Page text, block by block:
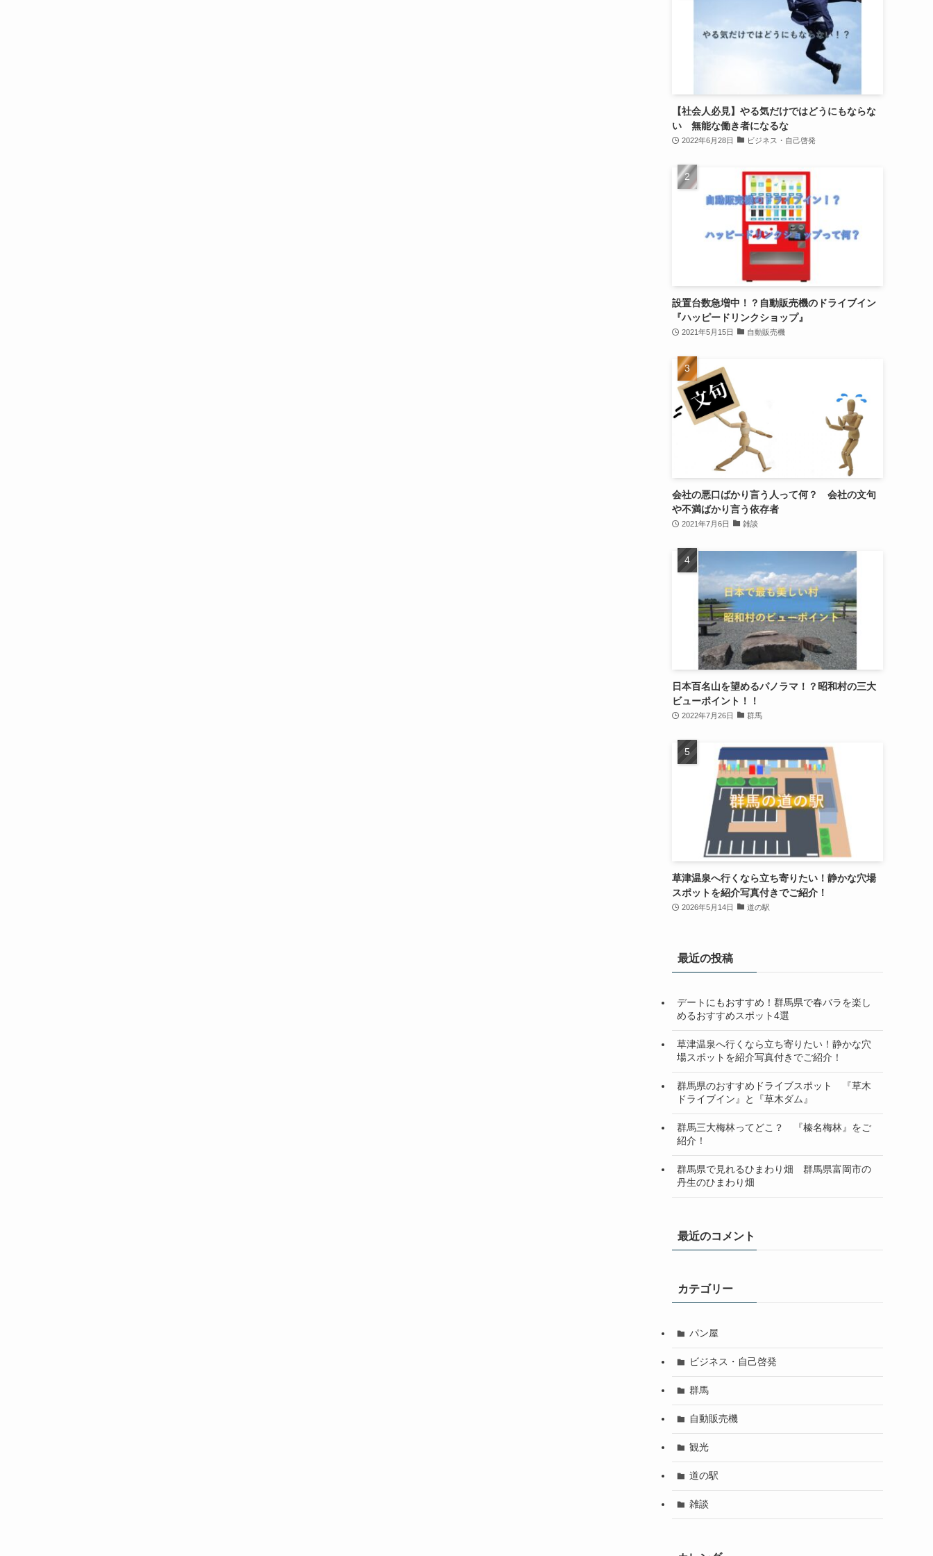
【社会人必見】やる気だけではどうにもならな
い 無能な働き者になるな
2022年6月28日 ビジネス・自己啓発
設置台数急増中！？自動販売機のドライブイン
『ハッピードリンクショップ』
2021年5月15日 自動販売機
会社の悪口ばかり言う人って何？ 会社の文句
や不満ばかり言う依存者
2021年7月6日 雑談
日本百名山を望めるパノラマ！？昭和村の三大
ビューポイント！！
2022年7月26日 群馬
草津温泉へ行くなら立ち寄りたい！静かな穴場
スポットを紹介写真付きでご紹介！
2026年5月14日 道の駅
最近の投稿
デートにもおすすめ！群馬県で春バラを楽し
めるおすすめスポット4選
草津温泉へ行くなら立ち寄りたい！静かな穴
場スポットを紹介写真付きでご紹介！
群馬県のおすすめドライブスポット 『草木
ドライブイン』と『草木ダム』
群馬三大梅林ってどこ？ 『榛名梅林』をご
紹介！
群馬県で見れるひまわり畑 群馬県富岡市の
丹生のひまわり畑
最近のコメント
カテゴリー
パン屋
ビジネス・自己啓発
群馬
自動販売機
観光
道の駅
雑談